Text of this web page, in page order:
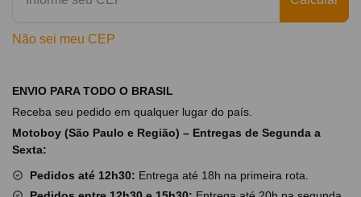
Não sei meu CEP
ENVIO PARA TODO O BRASIL
Receba seu pedido em qualquer lugar do país.
Motoboy (São Paulo e Região) – Entregas de Segunda a
Sexta:
Pedidos até 12h30: Entrega até 18h na primeira rota.